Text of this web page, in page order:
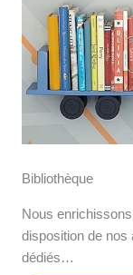
Bibliothèque
Nous
disposition de nos
dédiés…